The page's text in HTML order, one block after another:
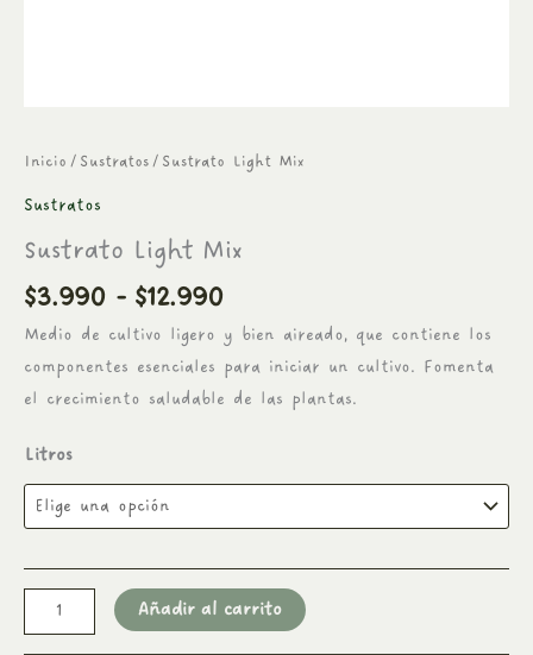
Inicio / Sustratos/ Sustrato Light Mix
Sustratos
Sustrato Light Mix
$3.990 - $12.990
Medio de cultivo ligero y bien aireado, que contiene los
componentes esenciales para iniciar un cultivo. Fomenta
el crecimiento saludable de las plantas.
Litros
Añadir al carrito